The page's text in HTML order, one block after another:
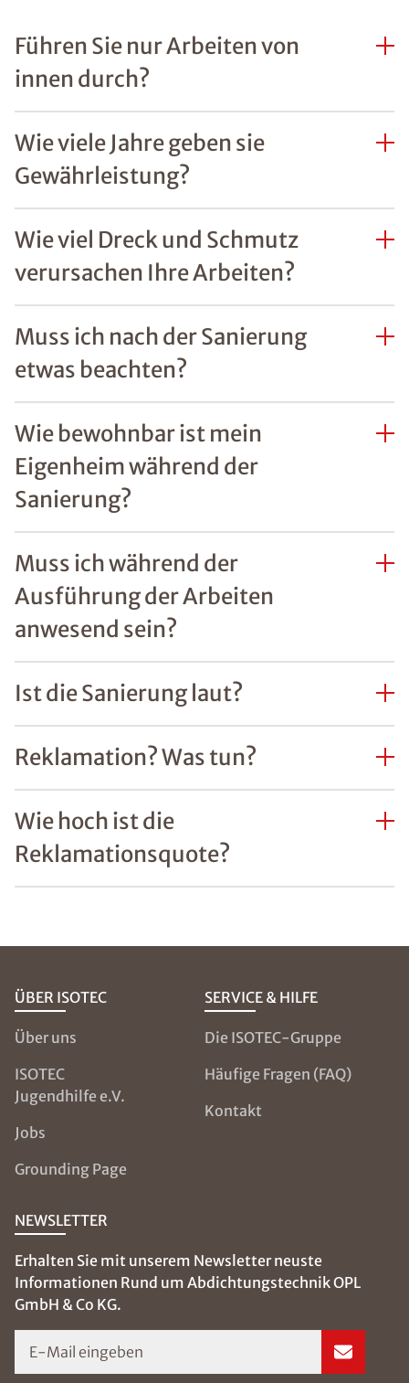
Führen Sie nur Arbeiten von
innen durch?
Wie viele Jahre geben sie
Gewährleistung?
Wie viel Dreck und Schmutz
verursachen Ihre Arbeiten?
Muss ich nach der Sanierung
etwas beachten?
Wie bewohnbar ist mein
Eigenheim während der
Sanierung?
Muss ich während der
Ausführung der Arbeiten
anwesend sein?
Ist die Sanierung laut?
Reklamation? Was tun?
Wie hoch ist die
Reklamationsquote?
ÜBER ISOTEC
Über uns
ISOTEC
Jugendhilfe e.V.
Jobs
Grounding Page
SERVICE & HILFE
Die ISOTEC-Gruppe
Häufige Fragen (FAQ)
Kontakt
NEWSLETTER
Erhalten Sie mit unserem Newsletter neuste
Informationen Rund um Abdichtungstechnik OPL
GmbH & Co KG.
E-Mail eingeben